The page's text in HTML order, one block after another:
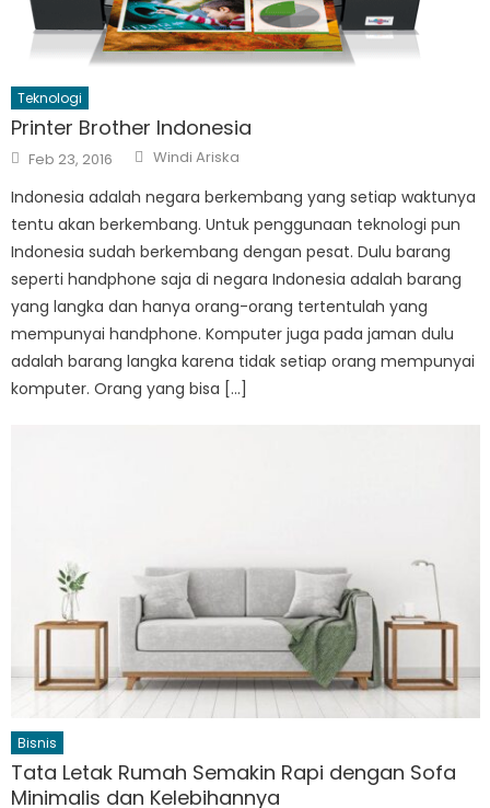
Teknologi
Printer Brother Indonesia
Posted
on
Feb 23, 2016 Author
Windi Ariska
Indonesia adalah negara berkembang yang setiap waktunya
tentu akan berkembang. Untuk penggunaan teknologi pun
Indonesia sudah berkembang dengan pesat. Dulu barang
seperti handphone saja di negara Indonesia adalah barang
yang langka dan hanya orang-orang tertentulah yang
mempunyai handphone. Komputer juga pada jaman dulu
adalah barang langka karena tidak setiap orang mempunyai
komputer. Orang yang bisa […]
Bisnis
Tata Letak Rumah Semakin Rapi dengan Sofa
Minimalis dan Kelebihannya